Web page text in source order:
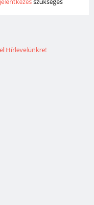
Hírlevelünkre!